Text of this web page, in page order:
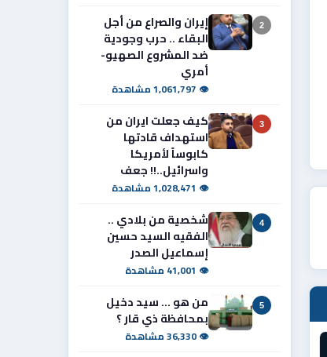
2
إيران والصراع من أجل
البقاء .. حرب وجودية
ضد المشروع الصهيو-
أمري
👁 1,061,797 مشاهدة
3
كيف جعلت ايران من
استهداف قادتها
كابوساً لأمريكا
واسرائيل..!! جعف
👁 1,028,471 مشاهدة
4
شخصية من بلادي ..
الفقيه السيد حسين
إسماعيل الصدر
👁 41,001 مشاهدة
5
من هو ... سيد دخيل
بمحافظة ذي قار ؟
👁 36,330 مشاهدة